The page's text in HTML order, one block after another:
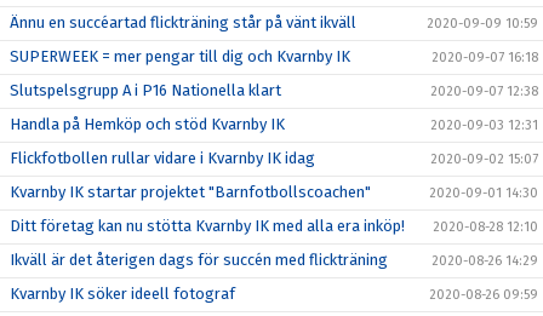
Ännu en succéartad flickträning står på vänt ikväll 2020-09-09 10:59
SUPERWEEK = mer pengar till dig och Kvarnby IK 2020-09-07 16:18
Slutspelsgrupp A i P16 Nationella klart 2020-09-07 12:38
Handla på Hemköp och stöd Kvarnby IK 2020-09-03 12:31
Flickfotbollen rullar vidare i Kvarnby IK idag 2020-09-02 15:07
Kvarnby IK startar projektet "Barnfotbollscoachen" 2020-09-01 14:30
Ditt företag kan nu stötta Kvarnby IK med alla era inköp! 2020-08-28 12:10
Ikväll är det återigen dags för succén med flickträning 2020-08-26 14:29
Kvarnby IK söker ideell fotograf 2020-08-26 09:59